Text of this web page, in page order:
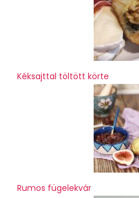
Kéksajttal töltött körte
Rumos fügelekvár